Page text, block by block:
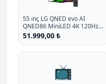
55 inç LG QNED evo AI
QNED86 MiniLED 4K 120Hz
Smart TV AI Sihirli Kumanda
webOS25 2025
51.999,00 ₺
📺